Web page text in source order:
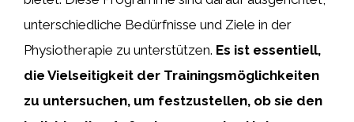
unterschiedliche Bedürfnisse und Ziele in der
Physiotherapie zu unterstützen. Es ist essentiell,
die Vielseitigkeit der Trainingsmöglichkeiten
zu untersuchen, um festzustellen, ob sie den